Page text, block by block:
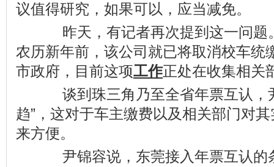
议值得研究，如果可以，应当减免。
昨天，有记者再次提到这一问题
农历新年前，该公司就已将取消校车统
市政府，目前这项工作正处在收集相关
谈到珠三角乃至全省年票互认，
趋”，这对于车主缴费以及相关部门对
来方便。
尹锦容说，东莞接入年票互认的